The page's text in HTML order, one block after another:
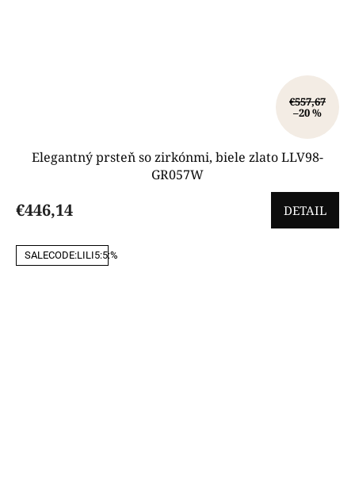
€557,67
–20 %
Elegantný prsteň so zirkónmi, biele zlato LLV98-
GR057W
€446,14 DETAIL
SALECODE:LILI5:5:%